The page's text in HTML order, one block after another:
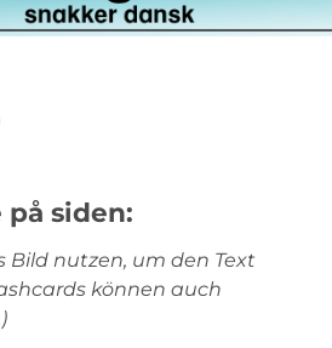
på siden:
Bild nutzen, um den Text
können auch